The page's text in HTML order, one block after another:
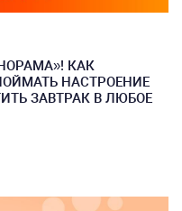
КАК
НАСТРОЕНИЕ
ЗАВТРАК В ЛЮБОЕ